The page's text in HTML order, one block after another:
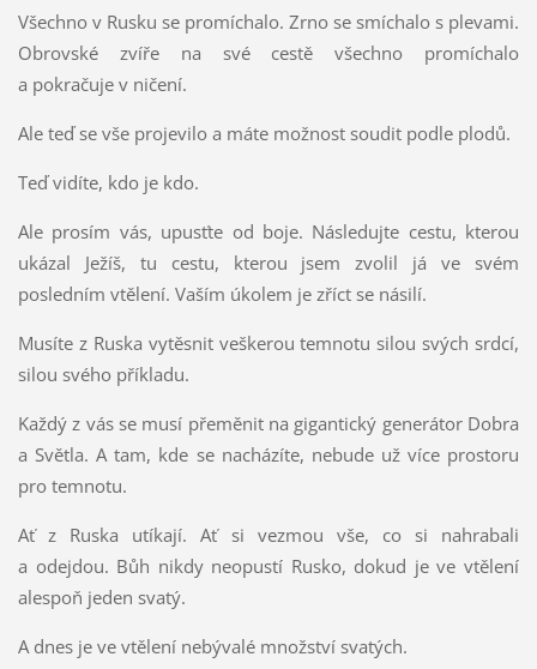
Všechno v Rusku se promíchalo. Zrno se smíchalo s plevami.
Obrovské zvíře na své cestě všechno promíchalo
a pokračuje v ničení.
Ale teď se vše projevilo a máte možnost soudit podle plodů.
Teď vidíte, kdo je kdo.
Ale prosím vás, upusťte od boje. Následujte cestu, kterou
ukázal Ježíš, tu cestu, kterou jsem zvolil já ve svém
posledním vtělení. Vaším úkolem je zříct se násilí.
Musíte z Ruska vytěsnit veškerou temnotu silou svých srdcí,
silou svého příkladu.
Každý z vás se musí přeměnit na gigantický generátor Dobra
a Světla. A tam, kde se nacházíte, nebude už více prostoru
pro temnotu.
Ať z Ruska utíkají. Ať si vezmou vše, co si nahrabali
a odejdou. Bůh nikdy neopustí Rusko, dokud je ve vtělení
alespoň jeden svatý.
A dnes je ve vtělení nebývalé množství svatých.